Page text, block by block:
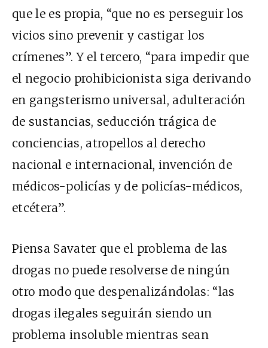
que le es propia, “que no es perseguir los
vicios sino prevenir y castigar los
crímenes”. Y el tercero, “para impedir que
el negocio prohibicionista siga derivando
en gangsterismo universal, adulteración
de sustancias, seducción trágica de
conciencias, atropellos al derecho
nacional e internacional, invención de
médicos-policías y de policías-médicos,
etcétera”.
Piensa Savater que el problema de las
drogas no puede resolverse de ningún
otro modo que despenalizándolas: “las
drogas ilegales seguirán siendo un
problema insoluble mientras sean